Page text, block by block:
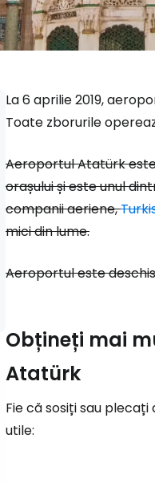
La 6 aprilie 2019,
Toate zborurile
Aeroportul Atatürk
orașului și este unul
companii aeriene,
mici din lume.
Aeroportul este
Obțineți mai
Atatürk
Fie că sosiți sau
utile: